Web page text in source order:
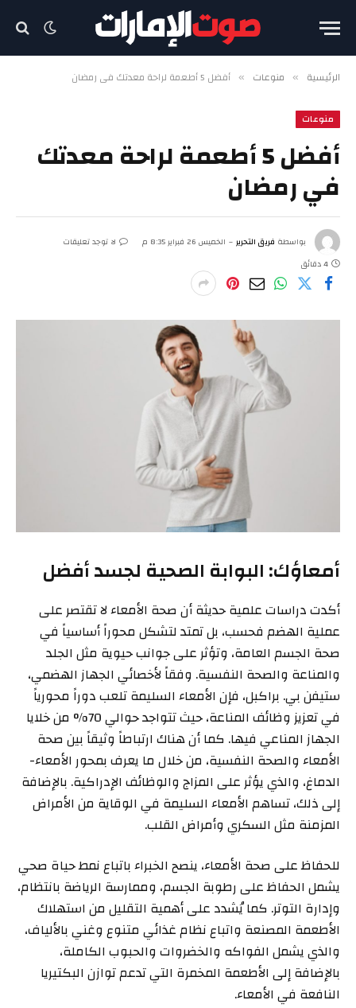
الرئيسية » منوعات » أفضل 5 أطعمة لراحة معدتك في رمضان
منوعات
أفضل 5 أطعمة لراحة معدتك
في رمضان
بواسطة فريق التحرير الخميس 26 فبراير 8:35 م
لا توجد تعليقات
4 دقائق
أمعاؤك: البوابة الصحية لجسد أفضل
أكدت دراسات علمية حديثة أن صحة الأمعاء لا تقتصر على
عملية الهضم فحسب، بل تمتد لتشكل محوراً أساسياً في
صحة الجسم العامة، وتؤثر على جوانب حيوية مثل الجلد
والمناعة والصحة النفسية. وفقاً لأخصائي الجهاز الهضمي،
ستيفن بي. براكبل، فإن الأمعاء السليمة تلعب دوراً محورياً
في تعزيز وظائف المناعة، حيث تتواجد حوالي 70% من خلايا
الجهاز المناعي فيها. كما أن هناك ارتباطاً وثيقاً بين صحة
الأمعاء والصحة النفسية، من خلال ما يعرف بمحور الأمعاء-
الدماغ، والذي يؤثر على المزاج والوظائف الإدراكية. بالإضافة
إلى ذلك، تساهم الأمعاء السليمة في الوقاية من الأمراض
المزمنة مثل السكري وأمراض القلب.
للحفاظ على صحة الأمعاء، ينصح الخبراء باتباع نمط حياة صحي
يشمل الحفاظ على رطوبة الجسم، وممارسة الرياضة بانتظام،
وإدارة التوتر. كما يُشدد على أهمية التقليل من استهلاك
الأطعمة المصنعة واتباع نظام غذائي متنوع وغني بالألياف،
والذي يشمل الفواكه والخضروات والحبوب الكاملة،
بالإضافة إلى الأطعمة المخمرة التي تدعم توازن البكتيريا
النافعة في الأمعاء.